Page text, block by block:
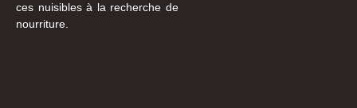
ces nuisibles à la recherche de
nourriture.